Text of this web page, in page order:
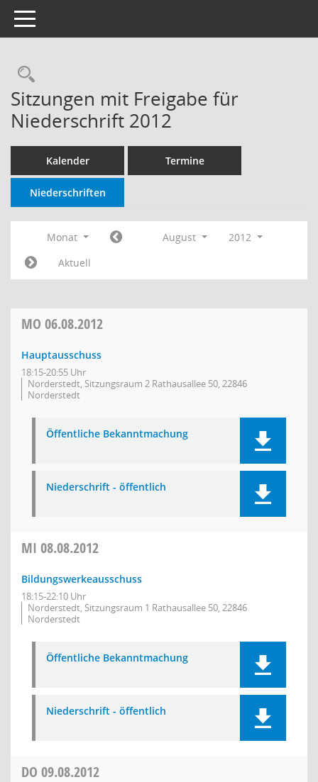
Toggle navigation
Rechercheauswahl
Sitzungen mit Freigabe für
Niederschrift 2012
Kalender Termine
Niederschriften
Monat August
2012
Aktuell
MO 06.08.2012
Hauptausschuss
18:15-20:55 Uhr
Norderstedt, Sitzungsraum 2 Rathausallee 50, 22846
Norderstedt
Öffentliche Bekanntmachung
Niederschrift - öffentlich
MI 08.08.2012
Bildungswerkeausschuss
18:15-22:10 Uhr
Norderstedt, Sitzungsraum 1 Rathausallee 50, 22846
Norderstedt
Öffentliche Bekanntmachung
Niederschrift - öffentlich
DO 09.08.2012